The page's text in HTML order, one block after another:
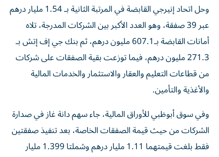
وحل اتحاد إنيرجي القابضة في المرتبة الثانية بـ 1.54 مليار درهم
عبر 39 صفقة، وهو العدد الأكبر بين الشركات المدرجة، تلاه
أمانات القابضة بـ607.1 مليون درهم، ثم بنك جي إف إتش بـ
271.3 مليون درهم، فيما توزعت بقية الصفقات على شركات
من قطاعات التعليم والعقار والاستثمار والخدمات المالية
والأغذية والتأمين.
وفي سوق أبوظبي للأوراق المالية، جاء سهم دانة غاز في صدارة
الشركات من حيث قيمة الصفقات الخاصة، بعد تنفيذ صفقتين
فقط بلغت قيمتهما 1.11 مليار درهم وشملتا 1.399 مليار